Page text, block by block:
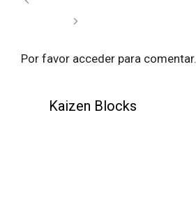
Por favor acceder para comentar.
Kaizen Blocks